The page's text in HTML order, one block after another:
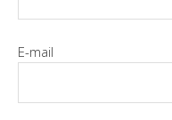
E-mail